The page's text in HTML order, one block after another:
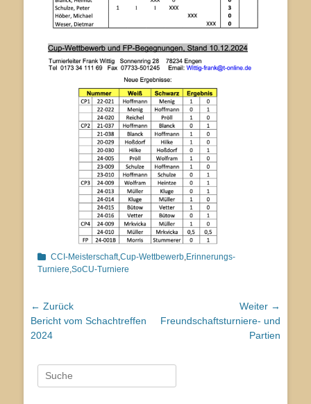
Kategorien
CCI-Meisterschaft,Cup-Wettbewerb,Erinnerungs-
Turniere,SoCU-Turniere
Beitragsnavigation
← Zurück
Vorhergehender
Beitrag:
Bericht vom Schachtreffen
2024
Weiter →
Nächster
Freundschaftsturniere- und
Partien
Suche
nach: